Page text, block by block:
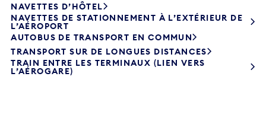
NAVETTES D’HÔTEL
NAVETTES DE STATIONNEMENT À L’EXTÉRIEUR DE
L’AÉROPORT
AUTOBUS DE TRANSPORT EN COMMUN
TRANSPORT SUR DE LONGUES DISTANCES
TRAIN ENTRE LES TERMINAUX (LIEN VERS
L’AÉROGARE)